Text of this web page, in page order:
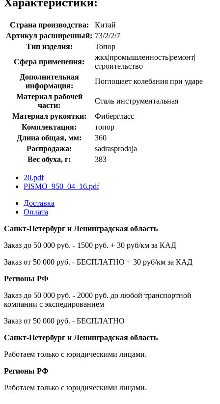
Страна производства:
Китай
Артикул расширенный: 73/2/2/7
Тип изделия:
Топор
Сфера применения:
жкх|промышленность|ремонт|
строительство
Дополнительная
информация:
Поглощает колебания при ударе
Материал рабочей
части:
Сталь инструментальная
Материал рукоятки:
Фибергласс
Комплектация:
топор
Длина общая, мм:
360
Распродажа:
sadrasprodaja
Вес обуха, г:
383
20.pdf
PISMO_950_04_16.pdf
Доставка
Оплата
Санкт-Петербург и Ленинградская область
Заказ до 50 000 руб. - 1500 руб. + 30 руб/км за КАД
Заказ от 50 000 руб. - БЕСПЛАТНО + 30 руб/км за КАД
Регионы РФ
Заказ до 50 000 руб. - 2000 руб. до любой транспортной
компании с экспедированием
Заказ от 50 000 руб. - БЕСПЛАТНО
Санкт-Петербург и Ленинградская область
Работаем только с юридическими лицами.
Регионы РФ
Работаем только с юридическими лицами.